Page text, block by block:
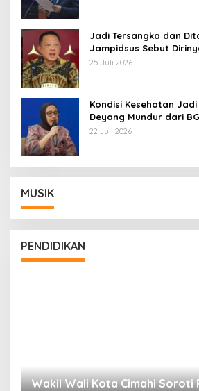
Jadi Tersangka dan
Jampidsus Sebut
Kriminalisasi
25 Juli 2026
Kondisi Kesehatan
Deyang Mundur dari
Wamentan Sudaryono
22 Juli 2026
MUSIK
PENDIDIKAN
Wakil Wali Kota Cimahi Soroti